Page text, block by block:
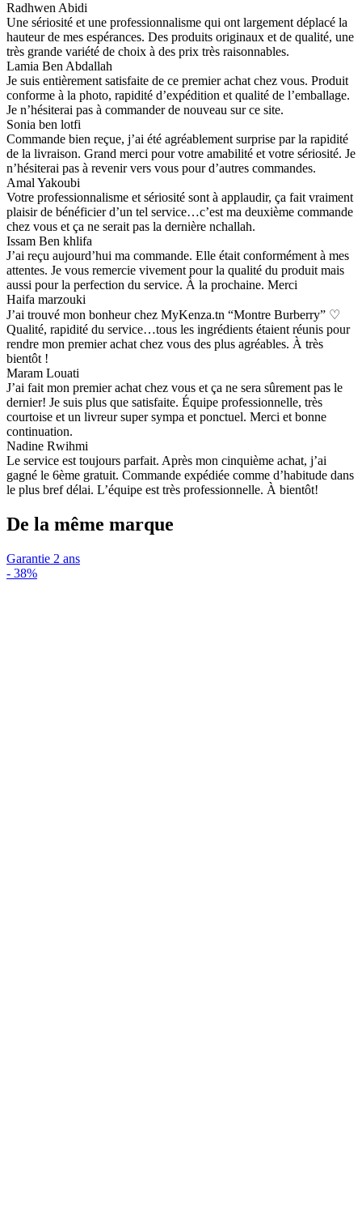
Radhwen Abidi
Une sériosité et une professionnalisme qui ont largement déplacé la
hauteur de mes espérances. Des produits originaux et de qualité, une
très grande variété de choix à des prix très raisonnables.
Lamia Ben Abdallah
Je suis entièrement satisfaite de ce premier achat chez vous. Produit
conforme à la photo, rapidité d’expédition et qualité de l’emballage.
Je n’hésiterai pas à commander de nouveau sur ce site.
Sonia ben lotfi
Commande bien reçue, j’ai été agréablement surprise par la rapidité
de la livraison. Grand merci pour votre amabilité et votre sériosité. Je
n’hésiterai pas à revenir vers vous pour d’autres commandes.
Amal Yakoubi
Votre professionnalisme et sériosité sont à applaudir, ça fait vraiment
plaisir de bénéficier d’un tel service…c’est ma deuxième commande
chez vous et ça ne serait pas la dernière nchallah.
Issam Ben khlifa
J’ai reçu aujourd’hui ma commande. Elle était conformément à mes
attentes. Je vous remercie vivement pour la qualité du produit mais
aussi pour la perfection du service. À la prochaine. Merci
Haifa marzouki
J’ai trouvé mon bonheur chez MyKenza.tn “Montre Burberry” ♡
Qualité, rapidité du service…tous les ingrédients étaient réunis pour
rendre mon premier achat chez vous des plus agréables. À très
bientôt !
Maram Louati
J’ai fait mon premier achat chez vous et ça ne sera sûrement pas le
dernier! Je suis plus que satisfaite. Équipe professionnelle, très
courtoise et un livreur super sympa et ponctuel. Merci et bonne
continuation.
Nadine Rwihmi
Le service est toujours parfait. Après mon cinquième achat, j’ai
gagné le 6ème gratuit. Commande expédiée comme d’habitude dans
le plus bref délai. L’équipe est très professionnelle. À bientôt!
De la même marque
Garantie 2 ans
- 38%